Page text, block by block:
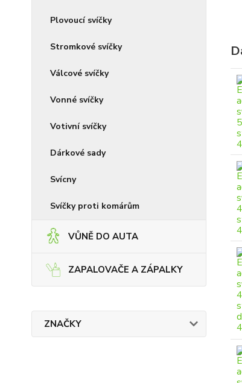
Plovoucí svíčky
Stromkové svíčky
Válcové svíčky
Vonné svíčky
Votivní svíčky
Dárkové sady
Svícny
Svíčky proti komárům
VŮNĚ DO AUTA
ZAPALOVAČE A ZÁPALKY
ZNAČKY